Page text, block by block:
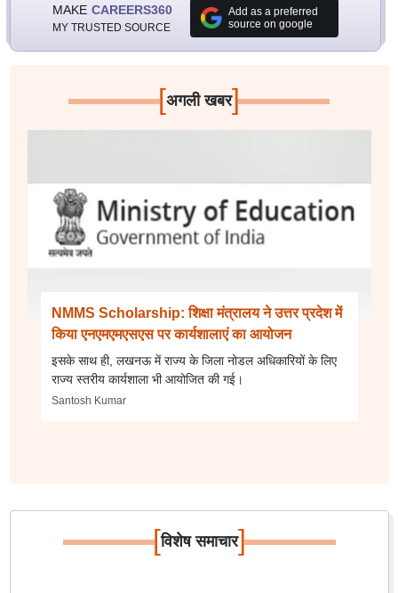
MAKE CAREERS360
MY TRUSTED SOURCE
Add as a preferred
source on google
[अगली खबर]
NMMS Scholarship: शिक्षा मंत्रालय ने उत्तर प्रदेश में
किया एनएमएमएसएस पर कार्यशालाएं का आयोजन
इसके साथ ही, लखनऊ में राज्य के जिला नोडल अधिकारियों के लिए
राज्य स्तरीय कार्यशाला भी आयोजित की गई।
Santosh Kumar
[विशेष समाचार]